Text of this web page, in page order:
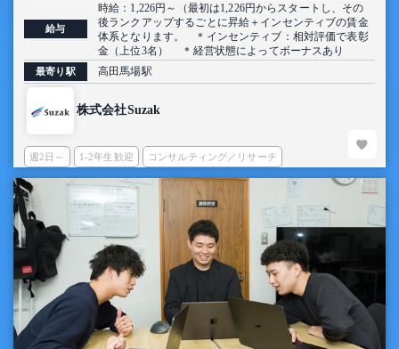
給与
時給：1,226円～（最初は1,226円からスタートし、その
後ランクアップするごとに昇給＋インセンティブの賃金
体系となります。 ＊インセンティブ：相対評価で表彰
金（上位3名） ＊経営状態によってボーナスあり
最寄り駅 高田馬場駅
株式会社Suzak
週2日～ 1-2年生歓迎 コンサルティング／リサーチ